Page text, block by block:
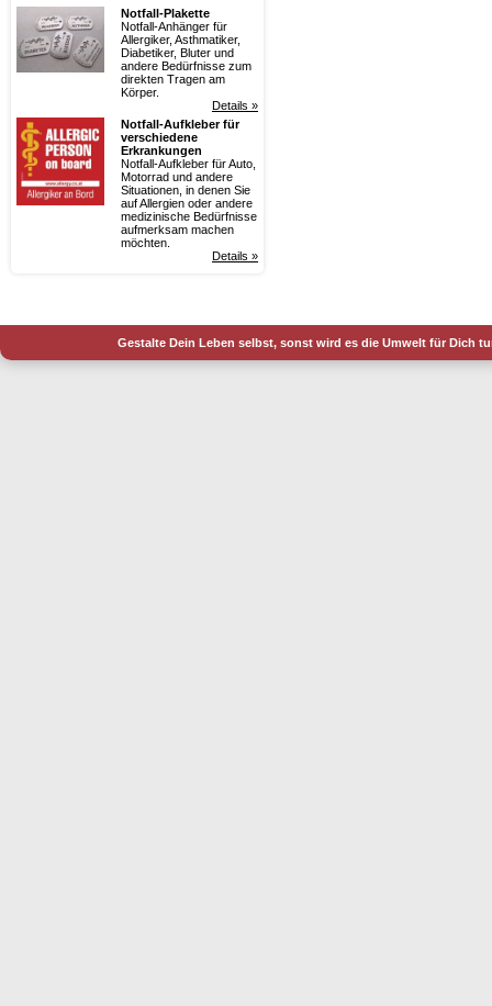
Notfall-Plakette
Notfall-Anhänger für
Allergiker, Asthmatiker,
Diabetiker, Bluter und
andere Bedürfnisse zum
direkten Tragen am
Körper.
Details »
Notfall-Aufkleber für
verschiedene
Erkrankungen
Notfall-Aufkleber für Auto,
Motorrad und andere
Situationen, in denen Sie
auf Allergien oder andere
medizinische Bedürfnisse
aufmerksam machen
möchten.
Details »
Gestalte Dein Leben selbst, sonst wird es die Umwelt für Dich